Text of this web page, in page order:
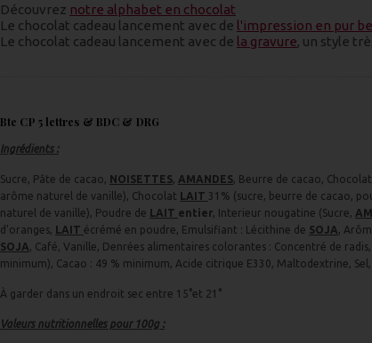
Découvrez notre alphabet en chocolat
Le chocolat cadeau lancement avec de l'impression en pur
Le chocolat cadeau lancement avec de la gravure, un style
Bte CP 5 lettres & BDC & DRG
Ingrédients :
Sucre, Pâte de cacao, NOISETTES AMANDES , Beurre de cacao,
arôme naturel de vanille), Chocolat LAIT 31% (sucre, beurre de cacao,
naturel de vanille), Poudre de LAIT entier , Interieur nougatine (Sucre,
d'oranges, LAIT écrémé en poudre, Emulsifiant : Lécithine de SOJA ,
SOJA , Café, Vanille, Denrées alimentaires colorantes : Concentré de
minimum), Cacao : 49 % minimum, Acide citrique E330, Maltodextrine,
À garder dans un endroit sec entre 15°et 21°
Valeurs nutritionnelles pour 100g :